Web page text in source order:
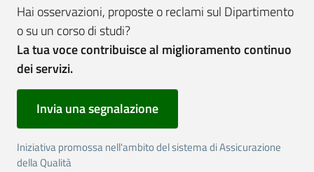
Hai osservazioni, proposte o reclami sul Dipartimento
o su un corso di studi?
La tua voce contribuisce al miglioramento continuo
dei servizi.
Invia una segnalazione
Iniziativa promossa nell'ambito del sistema di Assicurazione
della Qualità